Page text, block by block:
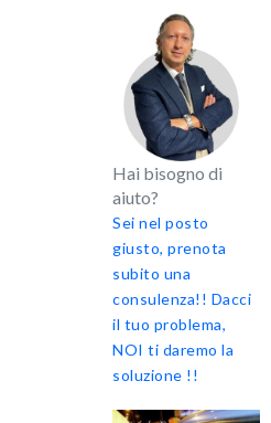
Hai bisogno di
aiuto?
Sei nel posto
giusto, prenota
subito una
consulenza!! Dacci
il tuo problema,
NOI ti daremo la
soluzione !!